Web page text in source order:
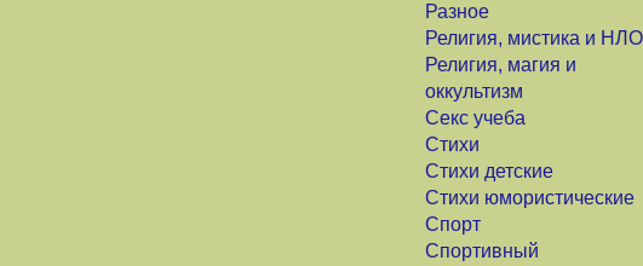
Разное
Религия, мистика и НЛО
Религия, магия и
оккультизм
Секс учеба
Стихи
Стихи детские
Стихи юмористические
Спорт
Спортивный